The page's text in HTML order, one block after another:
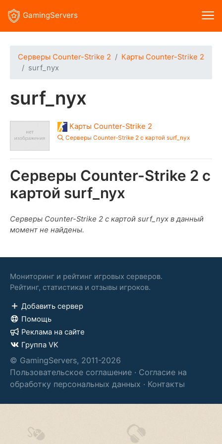
GamingServers
Серверы Counter-Strike 2
Карты Counter-Strike 2
surf_nyx
surf_nyx
Карты Counter-Strike 2
Серверы Counter-Strike 2 с картой surf_nyx
Серверы Counter-Strike 2 с
картой surf_nyx
Серверы Counter-Strike 2 с картой surf_nyx в данный
момент не найдены.
Мониторинг и рейтинг игровых серверов.
Рейтинг, статистика и отзывы игроков.
Добавить сервер
Помощь
Реклама на сайте
Группа VK
© GamingServers, 2011-2026
Пользовательское соглашение · Согласие на
обработку персональных данных · Контакты